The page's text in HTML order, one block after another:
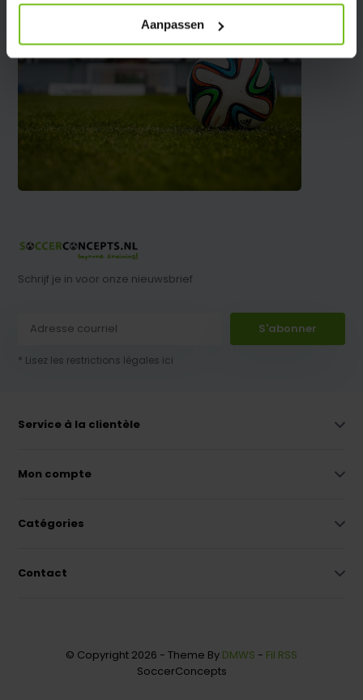
Aanpassen
Schrijf je in voor onze nieuwsbrief
S'abonner
* Lisez les restrictions légales ici
Service à la clientèle
Mon compte
Catégories
Contact
© Copyright 2026 - Theme By DMWS - Fil RSS
SoccerConcepts